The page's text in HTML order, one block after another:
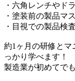
・六角レンチやド
・塗装前の製品マ
・目視での製品検
約1ヶ月の研修とマ
っかり学べます！
製造業が初めてで